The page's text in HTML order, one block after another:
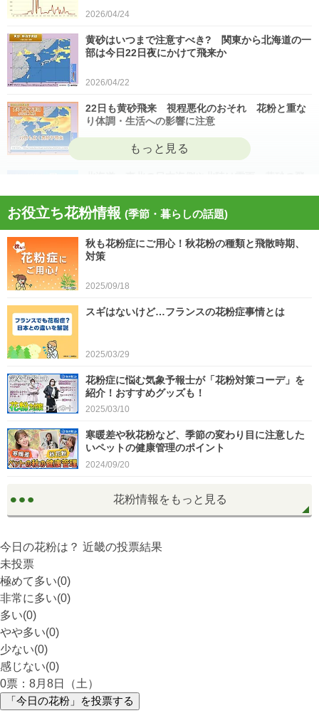
2026/04/24
黄砂はいつまで注意すべき? 関東から北海道の一
部は今日22日夜にかけて飛来か
2026/04/22
22日も黄砂飛来 視程悪化のおそれ 花粉と重な
り体調・生活への影響に注意
2026/04/21
今日21日は黄砂が広く飛来 花粉とのダブル影響
に注意 症状悪化や洗濯物など対策を
2026/04/21
スギ、ヒノキ花粉シーズン終了へ 東京の飛散量
お役立ち花粉情報 (季節・暮らしの話題)
秋も花粉症にご用心！秋花粉の種類と飛散時期、
対策
2025/09/18
スギはないけど…フランスの花粉症事情とは
2025/03/29
花粉症に悩む気象予報士が「花粉対策コーデ」を
紹介！おすすめグッズも！
2025/03/10
寒暖差や秋花粉など、季節の変わり目に注意した
いペットの健康管理のポイント
2024/09/20
花粉情報をもっと見る
今日の花粉は？ 近畿の投票結果
未投票
極めて多い(0)
非常に多い(0)
多い(0)
やや多い(0)
少ない(0)
感じない(0)
0票：8月8日（土）
「今日の花粉」を投票する